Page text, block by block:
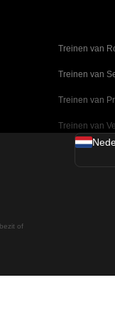
Treinen van
Treinen van
Treinen van
Treinen van
Treinen van
Treinen van
Treinen van
Treinen van
of